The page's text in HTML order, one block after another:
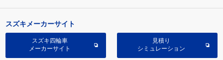
スズキメーカーサイト
スズキ四輪車
メーカーサイト
見積り
シミュレーション